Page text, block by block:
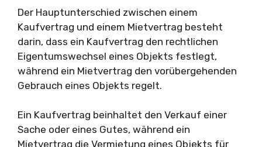
Der Hauptunterschied zwischen einem
Kaufvertrag und einem Mietvertrag besteht
darin, dass ein Kaufvertrag den rechtlichen
Eigentumswechsel eines Objekts festlegt,
während ein Mietvertrag den vorübergehenden
Gebrauch eines Objekts regelt.
Ein Kaufvertrag beinhaltet den Verkauf einer
Sache oder eines Gutes, während ein
Mietvertrag die Vermietung eines Objekts für